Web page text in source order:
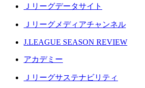
Ｊリーグデータサイト
Ｊリーグメディアチャンネル
J.LEAGUE SEASON REVIEW
アカデミー
Ｊリーグサステナビリティ